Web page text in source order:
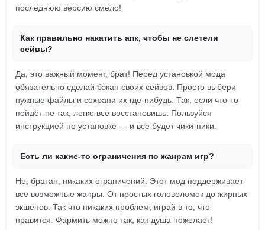
последнюю версию смело!
Как правильно накатить апк, чтобы не слетели
сейвы?
Да, это важный момент, брат! Перед установкой мода
обязательно сделай бэкап своих сейвов. Просто выбери
нужные файлы и сохрани их где-нибудь. Так, если что-то
пойдёт не так, легко всё восстановишь. Пользуйся
инструкцией по установке — и всё будет чики-пики.
Есть ли какие-то ограничения по жанрам игр?
Не, братан, никаких ограничений. Этот мод поддерживает
все возможные жанры. От простых головоломок до жирных
экшенов. Так что никаких проблем, играй в то, что
нравится. Фармить можно так, как душа пожелает!